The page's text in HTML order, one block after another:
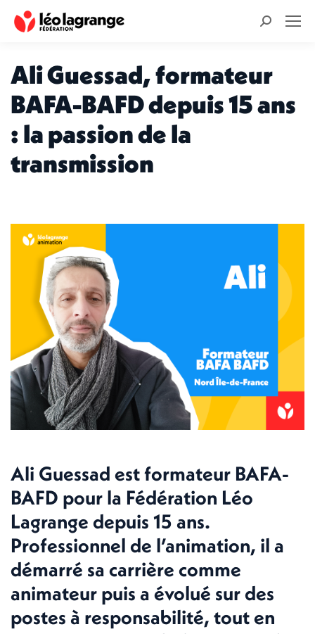
Recherche
Ali Guessad, formateur
BAFA-BAFD depuis 15 ans
: la passion de la
transmission
Ali Guessad est formateur BAFA-
BAFD pour la Fédération Léo
Lagrange depuis 15 ans.
Professionnel de l’animation, il a
démarré sa carrière comme
animateur puis a évolué sur des
postes à responsabilité, tout en